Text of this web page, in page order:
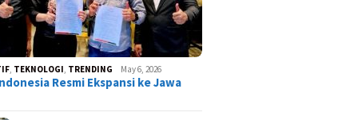
TEKNOLOGI TRENDING May 6, 2026
Resmi Ekspansi ke Jawa